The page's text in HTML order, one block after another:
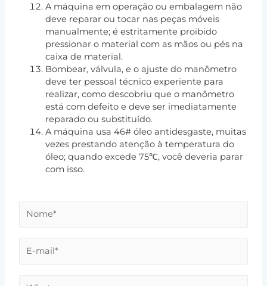
A máquina em operação ou embalagem não
deve reparar ou tocar nas peças móveis
manualmente; é estritamente proibido
pressionar o material com as mãos ou pés na
caixa de material.
Bombear, válvula, e o ajuste do manômetro
deve ter pessoal técnico experiente para
realizar, como descobriu que o manômetro
está com defeito e deve ser imediatamente
reparado ou substituído.
A máquina usa 46# óleo antidesgaste, muitas
vezes prestando atenção à temperatura do
óleo; quando excede 75℃, você deveria parar
com isso.